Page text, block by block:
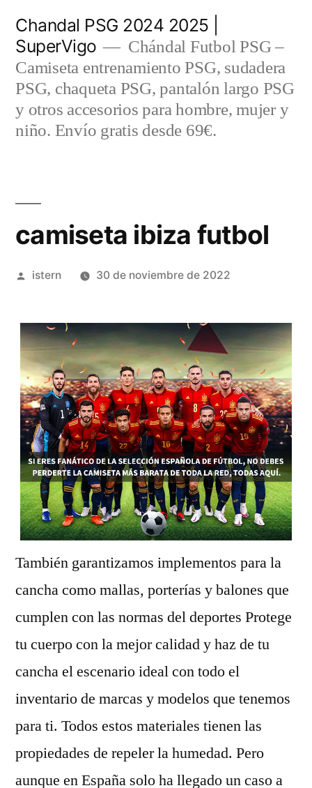
contenido
Chandal PSG 2024 2025 |
SuperVigo
Chándal Futbol PSG –
Camiseta entrenamiento PSG, sudadera
PSG, chaqueta PSG, pantalón largo PSG
y otros accesorios para hombre, mujer y
niño. Envío gratis desde 69€.
camiseta ibiza futbol
Publicado
istern 30 de noviembre de 2022
También garantizamos implementos para la
cancha como mallas, porterías y balones que
cumplen con las normas del deportes Protege
tu cuerpo con la mejor calidad y haz de tu
cancha el escenario ideal con todo el
inventario de marcas y modelos que tenemos
para ti. Todos estos materiales tienen las
propiedades de repeler la humedad. Pero
aunque en España solo ha llegado un caso a